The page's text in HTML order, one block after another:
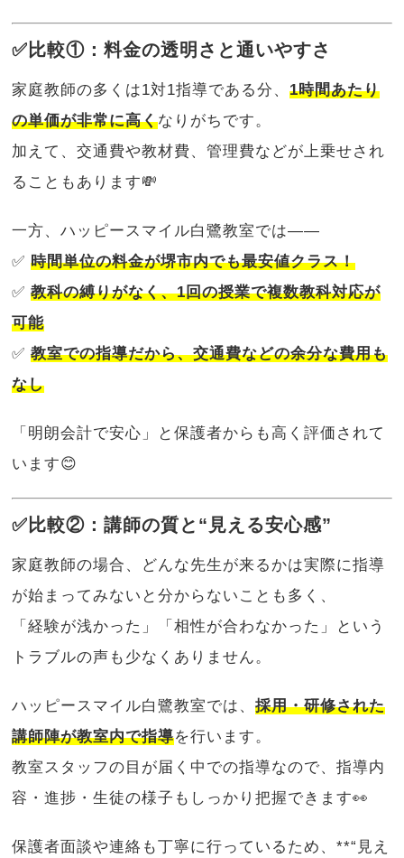
✅比較①：料金の透明さと通いやすさ
家庭教師の多くは1対1指導である分、1時間あたり
の単価が非常に高くなりがちです。
加えて、交通費や教材費、管理費などが上乗せされ
ることもあります💸
一方、ハッピースマイル白鷺教室では――
✅時間単位の料金が堺市内でも最安値クラス！
✅教科の縛りがなく、1回の授業で複数教科対応が
可能
✅教室での指導だから、交通費などの余分な費用も
なし
「明朗会計で安心」と保護者からも高く評価されて
います😊
✅比較②：講師の質と“見える安心感”
家庭教師の場合、どんな先生が来るかは実際に指導
が始まってみないと分からないことも多く、
「経験が浅かった」「相性が合わなかった」という
トラブルの声も少なくありません。
ハッピースマイル白鷺教室では、採用・研修された
講師陣が教室内で指導を行います。
教室スタッフの目が届く中での指導なので、指導内
容・進捗・生徒の様子もしっかり把握できます👀
保護者面談や連絡も丁寧に行っているため、**“見え